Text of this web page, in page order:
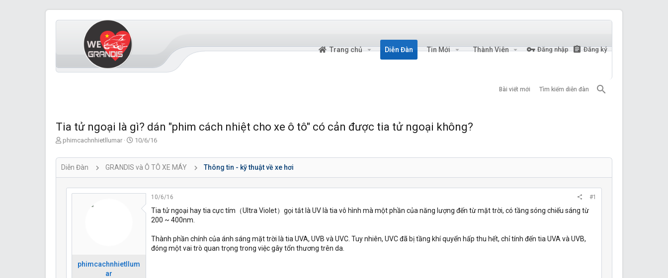
Trang chủ Diễn Đàn Tin Mới Thành Viên Đăng nhập Đăng ký
Bài viết mới Tìm kiếm diễn đàn
Tia tử ngoại là gì? dán "phim cách nhiệt cho xe ô tô" có cản được tia tử ngoại không?
T
o
b
ở
phimcachnhietllumar
S
a
r
t
a
10/6/16
Diễn Đàn GRANDIS và Ô TÔ XE MÁY Thông tin - kỹ thuật về xe hơi
phimcachnhietllum
ar
10/6/16 #1
Tia tử ngoại hay tia cực tím（Ultra Violet）gọi tắt là UV là tia vô hình mà một phần của năng lượng đến từ mặt trời, có tầng sóng chiếu sáng từ
200 ~ 400nm.
Thành phần chính của ánh sáng mặt trời là tia UVA, UVB và UVC. Tuy nhiên, UVC đã bị tầng khí quyển hấp thu hết, chỉ tính đến tia UVA và UVB,
đóng một vai trò quan trọng trong việc gây tổn thương trên da.